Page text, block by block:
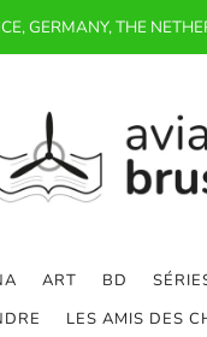
GERMANY, THE
ART BD
LES AMIS DES